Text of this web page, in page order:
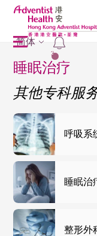
2
简体
睡眠治疗
其他专科服
呼吸系
睡眠治
整形外